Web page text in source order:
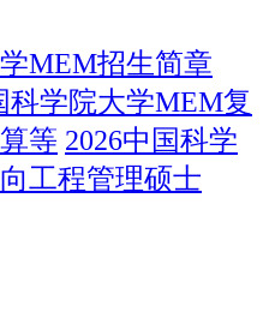
MEM招生简章
科学院大学MEM复
等 2026中国科学
工程管理硕士